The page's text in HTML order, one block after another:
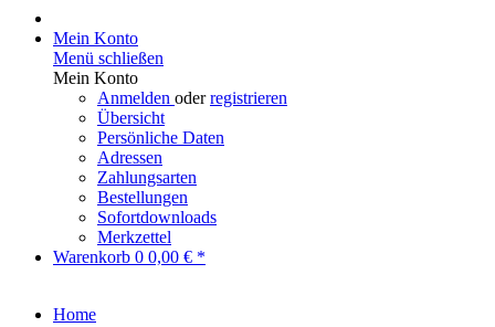
Mein Konto
Menü schließen
Mein Konto
Anmelden oderregistrieren
Übersicht
Persönliche Daten
Adressen
Zahlungsarten
Bestellungen
Sofortdownloads
Merkzettel
Warenkorb 0 0,00 € *
Home